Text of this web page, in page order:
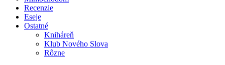
Recenzie
Eseje
Ostatné
Kniháreň
Klub Nového Slova
Rôzne